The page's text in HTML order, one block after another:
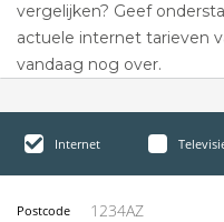
vergelijken? Geef
actuele internet tarieven
vandaag nog over.
Internet
Postcode